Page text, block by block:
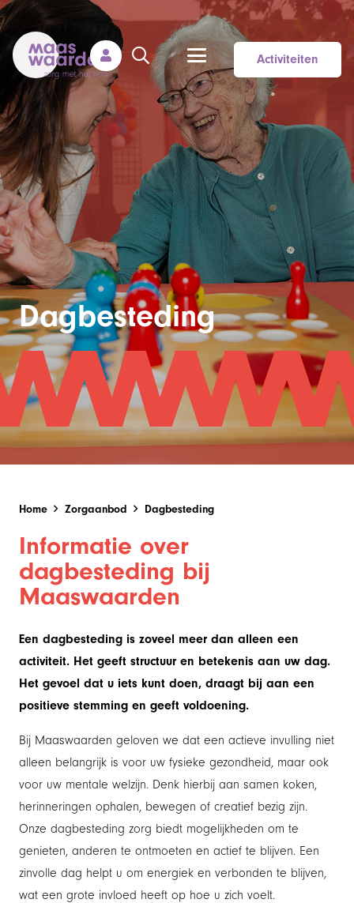
Activiteiten
Dagbesteding
Home Zorgaanbod Dagbesteding
Informatie over
dagbesteding bij
Maaswaarden
Een dagbesteding is zoveel meer dan alleen een
activiteit. Het geeft structuur en betekenis aan uw dag.
Het gevoel dat u iets kunt doen, draagt bij aan een
positieve stemming en geeft voldoening.
Bij Maaswaarden geloven we dat een actieve invulling niet
alleen belangrijk is voor uw fysieke gezondheid, maar ook
voor uw mentale welzijn. Denk hierbij aan samen koken,
herinneringen ophalen, bewegen of creatief bezig zijn.
Onze dagbesteding zorg biedt mogelijkheden om te
genieten, anderen te ontmoeten en actief te blijven. Een
zinvolle dag helpt u om energiek en verbonden te blijven,
wat een grote invloed heeft op hoe u zich voelt.